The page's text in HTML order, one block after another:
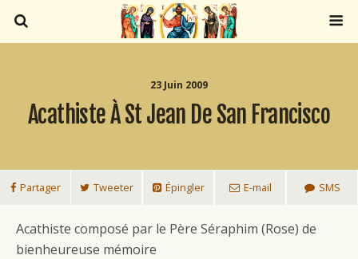
23 Juin 2009
Acathiste À St Jean De San Francisco
Partager Tweeter Épingler E-mail SMS
Acathiste composé par le Père Séraphim (Rose) de
bienheureuse mémoire